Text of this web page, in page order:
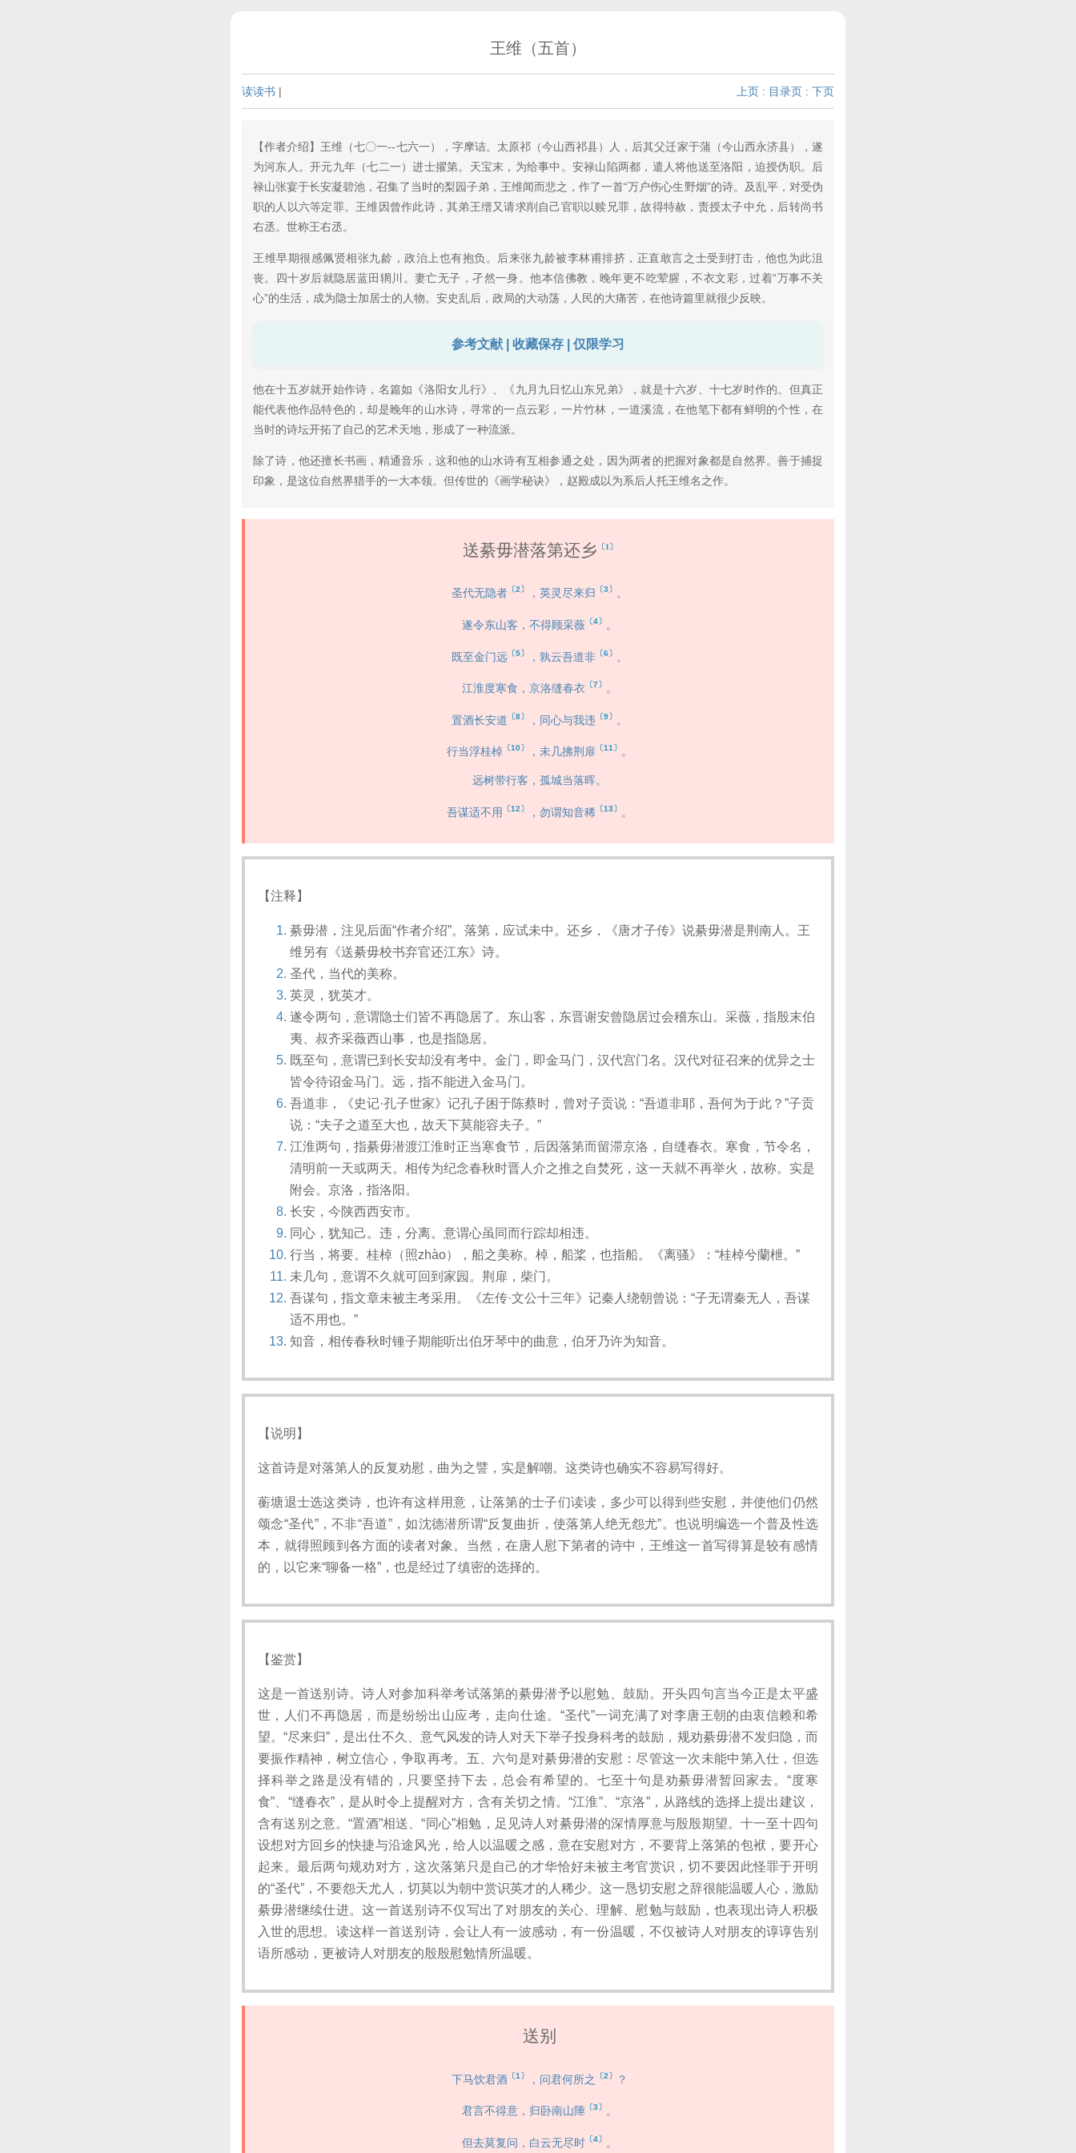
王维（五首）
读读书 | 上页 : 目录页 : 下页
【作者介绍】王维（七〇一--七六一），字摩诘。太原祁（今山西祁县）人，后其父迁家于蒲（今山西永济县），遂
为河东人。开元九年（七二一）进士擢第。天宝末，为给事中。安禄山陷两都，遣人将他送至洛阳，迫授伪职。后
禄山张宴于长安凝碧池，召集了当时的梨园子弟，王维闻而悲之，作了一首“万户伤心生野烟”的诗。及乱平，对受伪
职的人以六等定罪。王维因曾作此诗，其弟王缙又请求削自己官职以赎兄罪，故得特赦，责授太子中允，后转尚书
右丞。世称王右丞。
王维早期很感佩贤相张九龄，政治上也有抱负。后来张九龄被李林甫排挤，正直敢言之士受到打击，他也为此沮
丧。四十岁后就隐居蓝田辋川。妻亡无子，孑然一身。他本信佛教，晚年更不吃荤腥，不衣文彩，过着“万事不关
心”的生活，成为隐士加居士的人物。安史乱后，政局的大动荡，人民的大痛苦，在他诗篇里就很少反映。
参考文献 | 收藏保存 | 仅限学习
他在十五岁就开始作诗，名篇如《洛阳女儿行》、《九月九日忆山东兄弟》，就是十六岁、十七岁时作的。但真正
能代表他作品特色的，却是晚年的山水诗，寻常的一点云彩，一片竹林，一道溪流，在他笔下都有鲜明的个性，在
当时的诗坛开拓了自己的艺术天地，形成了一种流派。
除了诗，他还擅长书画，精通音乐，这和他的山水诗有互相参通之处，因为两者的把握对象都是自然界。善于捕捉
印象，是这位自然界猎手的一大本领。但传世的《画学秘诀》，赵殿成以为系后人托王维名之作。
送綦毋潜落第还乡 〔1〕
圣代无隐者 〔2〕 ，英灵尽来归 〔3〕 。
遂令东山客，不得顾采薇 〔4〕 。
既至金门远 〔5〕 ，孰云吾道非 〔6〕
江淮度寒食，京洛缝春衣 〔7〕 。
置酒长安道 〔8〕 ，同心与我违 〔9〕 。
行当浮桂棹 〔10〕 ，未几拂荆扉 〔11〕 。
远树带行客，孤城当落晖。
吾谋适不用 〔12〕 ，勿谓知音稀 〔13〕 。
【注释】
綦毋潜，注见后面“作者介绍”。落第，应试未中。还乡，《唐才子传》说綦毋潜是荆南人。王
维另有《送綦毋校书弃官还江东》诗。
圣代，当代的美称。
英灵，犹英才。
遂令两句，意谓隐士们皆不再隐居了。东山客，东晋谢安曾隐居过会稽东山。采薇，指殷末伯
夷、叔齐采薇西山事，也是指隐居。
既至句，意谓已到长安却没有考中。金门，即金马门，汉代宫门名。汉代对征召来的优异之士
皆令待诏金马门。远，指不能进入金马门。
吾道非，《史记·孔子世家》记孔子困于陈蔡时，曾对子贡说：“吾道非耶，吾何为于此？”子贡
说：“夫子之道至大也，故天下莫能容夫子。”
江淮两句，指綦毋潜渡江淮时正当寒食节，后因落第而留滞京洛，自缝春衣。寒食，节令名，
清明前一天或两天。相传为纪念春秋时晋人介之推之自焚死，这一天就不再举火，故称。实是
附会。京洛，指洛阳。
长安，今陕西西安市。
同心，犹知己。违，分离。意谓心虽同而行踪却相违。
行当，将要。桂棹（照zhào），船之美称。棹，船桨，也指船。《离骚》：“桂棹兮蘭枻。”
未几句，意谓不久就可回到家园。荆扉，柴门。
吾谋句，指文章未被主考采用。《左传·文公十三年》记秦人绕朝曾说：“子无谓秦无人，吾谋
适不用也。”
知音，相传春秋时锺子期能听出伯牙琴中的曲意，伯牙乃许为知音。
【说明】
这首诗是对落第人的反复劝慰，曲为之譬，实是解嘲。这类诗也确实不容易写得好。
蘅塘退士选这类诗，也许有这样用意，让落第的士子们读读，多少可以得到些安慰，并使他们仍然
颂念“圣代”，不非“吾道”，如沈德潜所谓“反复曲折，使落第人绝无怨尤”。也说明编选一个普及性选
本，就得照顾到各方面的读者对象。当然，在唐人慰下第者的诗中，王维这一首写得算是较有感情
的，以它来“聊备一格”，也是经过了缜密的选择的。
【鉴赏】
这是一首送别诗。诗人对参加科举考试落第的綦毋潜予以慰勉、鼓励。开头四句言当今正是太平盛
世，人们不再隐居，而是纷纷出山应考，走向仕途。“圣代”一词充满了对李唐王朝的由衷信赖和希
望。“尽来归”，是出仕不久、意气风发的诗人对天下举子投身科考的鼓励，规劝綦毋潜不发归隐，而
要振作精神，树立信心，争取再考。五、六句是对綦毋潜的安慰：尽管这一次未能中第入仕，但选
择科举之路是没有错的，只要坚持下去，总会有希望的。七至十句是劝綦毋潜暂回家去。“度寒
食”、“缝春衣”，是从时令上提醒对方，含有关切之情。“江淮”、“京洛”，从路线的选择上提出建议，
含有送别之意。“置酒”相送、“同心”相勉，足见诗人对綦毋潜的深情厚意与殷殷期望。十一至十四句
设想对方回乡的快捷与沿途风光，给人以温暖之感，意在安慰对方，不要背上落第的包袱，要开心
起来。最后两句规劝对方，这次落第只是自己的才华恰好未被主考官赏识，切不要因此怪罪于开明
的“圣代”，不要怨天尤人，切莫以为朝中赏识英才的人稀少。这一恳切安慰之辞很能温暖人心，激励
綦毋潜继续仕进。这一首送别诗不仅写出了对朋友的关心、理解、慰勉与鼓励，也表现出诗人积极
入世的思想。读这样一首送别诗，会让人有一波感动，有一份温暖，不仅被诗人对朋友的谆谆告别
语所感动，更被诗人对朋友的殷殷慰勉情所温暖。
送别
下马饮君酒 〔1〕 ，问君何所之 〔2〕 ？
君言不得意，归卧南山陲 〔3〕 。
但去莫复问，白云无尽时 〔4〕 。